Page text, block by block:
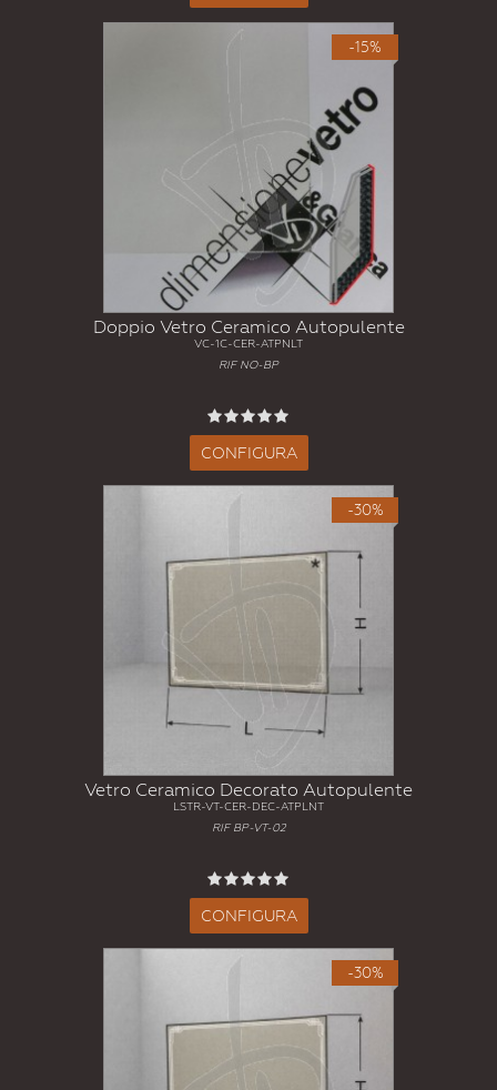
-15%
Doppio Vetro Ceramico Autopulente
VC-1C-CER-ATPNLT
RIF NO-BP
CONFIGURA
-30%
Vetro Ceramico Decorato Autopulente
LSTR-VT-CER-DEC-ATPLNT
RIF BP-VT-02
CONFIGURA
-30%